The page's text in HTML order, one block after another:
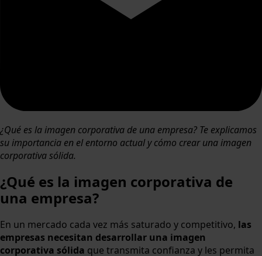
¿Qué es la imagen corporativa de una empresa? Te explicamos
su importancia en el entorno actual y cómo crear una imagen
corporativa sólida.
¿Qué es la imagen corporativa de
una empresa?
En un mercado cada vez más saturado y competitivo, las
empresas necesitan desarrollar una imagen
corporativa sólida que transmita confianza y les permita